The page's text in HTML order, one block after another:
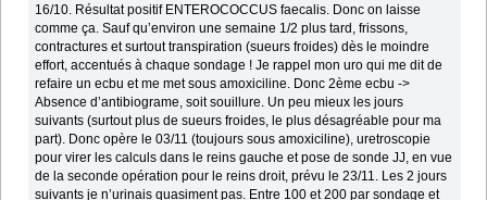
16/10. Résultat positif ENTEROCOCCUS faecalis. Donc on laisse
comme ça. Sauf qu’environ une semaine 1/2 plus tard, frissons,
contractures et surtout transpiration (sueurs froides) dès le moindre
effort, accentués à chaque sondage ! Je rappel mon uro qui me dit de
refaire un ecbu et me met sous amoxiciline. Donc 2ème ecbu ->
Absence d’antibiograme, soit souillure. Un peu mieux les jours
suivants (surtout plus de sueurs froides, le plus désagréable pour ma
part). Donc opère le 03/11 (toujours sous amoxiciline), uretroscopie
pour virer les calculs dans le reins gauche et pose de sonde JJ, en vue
de la seconde opération pour le reins droit, prévu le 23/11. Les 2 jours
suivants je n’urinais quasiment pas. Entre 100 et 200 par sondage et